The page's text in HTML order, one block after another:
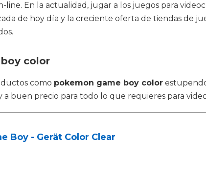
En la actualidad, jugar a los juegos para
de hoy día y la creciente oferta de tiendas de
color
como pokemon game boy color
buen precio para todo lo que requieres para
Boy - Gerät Color Clear